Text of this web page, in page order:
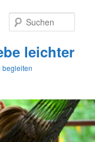
leichter
begleiten